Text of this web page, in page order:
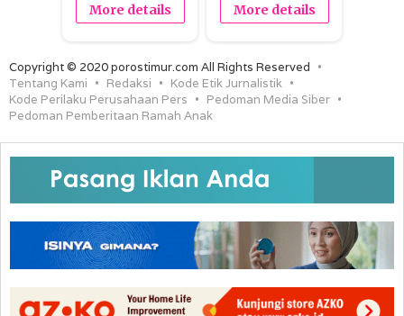
More details More details
Copyright © 2020 porostimur.com All Rights Reserved
Tentang Kami
Redaksi
Kode Etik Jurnalistik
Kode Perilaku Perusahaan Pers
Pedoman Media Siber
Pedoman Pemberitaan Ramah Anak